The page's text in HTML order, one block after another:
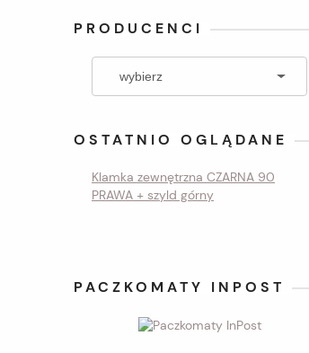
PRODUCENCI
OSTATNIO OGLĄDANE
Klamka zewnętrzna CZARNA 90
PRAWA + szyld górny
PACZKOMATY INPOST